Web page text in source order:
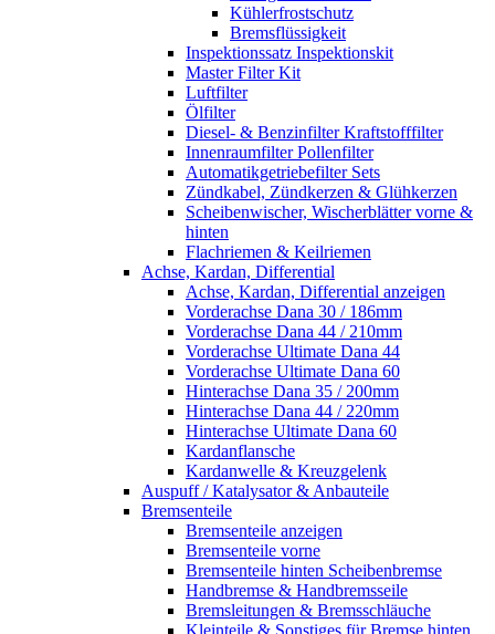
Kühlerfrostschutz
Bremsflüssigkeit
Inspektionssatz Inspektionskit
Master Filter Kit
Luftfilter
Ölfilter
Diesel- & Benzinfilter Kraftstofffilter
Innenraumfilter Pollenfilter
Automatikgetriebefilter Sets
Zündkabel, Zündkerzen & Glühkerzen
Scheibenwischer, Wischerblätter vorne &
hinten
Flachriemen & Keilriemen
Achse, Kardan, Differential
Achse, Kardan, Differential anzeigen
Vorderachse Dana 30 / 186mm
Vorderachse Dana 44 / 210mm
Vorderachse Ultimate Dana 44
Vorderachse Ultimate Dana 60
Hinterachse Dana 35 / 200mm
Hinterachse Dana 44 / 220mm
Hinterachse Ultimate Dana 60
Kardanflansche
Kardanwelle & Kreuzgelenk
Auspuff / Katalysator & Anbauteile
Bremsenteile
Bremsenteile anzeigen
Bremsenteile vorne
Bremsenteile hinten Scheibenbremse
Handbremse & Handbremsseile
Bremsleitungen & Bremsschläuche
Kleinteile & Sonstiges für Bremse hinten